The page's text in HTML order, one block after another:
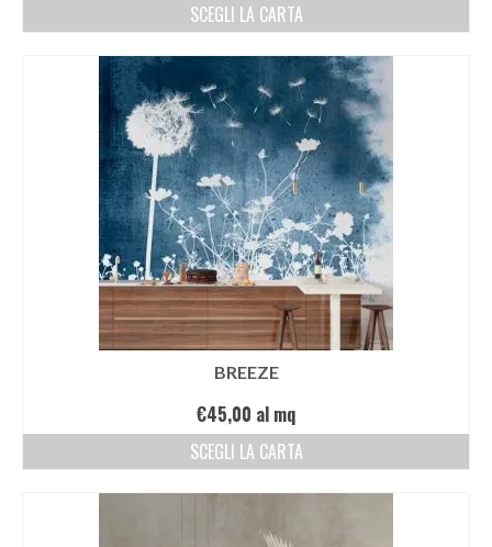
SCEGLI LA CARTA
BREEZE
€45,00 al mq
SCEGLI LA CARTA